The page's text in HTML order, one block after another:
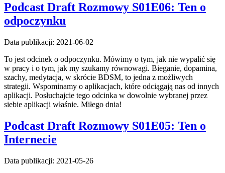
Podcast Draft Rozmowy S01E06: Ten o
odpoczynku
Data publikacji: 2021-06-02
To jest odcinek o odpoczynku. Mówimy o tym, jak nie wypalić się
w pracy i o tym, jak my szukamy równowagi. Bieganie, dopamina,
szachy, medytacja, w skrócie BDSM, to jedna z możliwych
strategii. Wspominamy o aplikacjach, które odciągają nas od innych
aplikacji. Posłuchajcie tego odcinka w dowolnie wybranej przez
siebie aplikacji właśnie. Miłego dnia!
Podcast Draft Rozmowy S01E05: Ten o
Internecie
Data publikacji: 2021-05-26